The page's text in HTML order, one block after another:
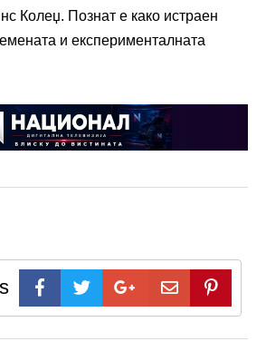
Колеџ. Познат е како истраен
и експерименталната